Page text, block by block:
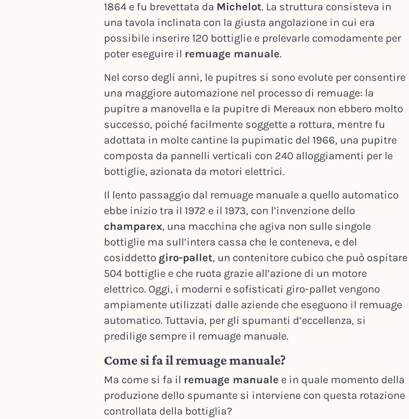
1864 e fu brevettata da Michelot. La struttura consisteva in
una tavola inclinata con la giusta angolazione in cui era
possibile inserire 120 bottiglie e prelevarle comodamente per
poter eseguire il remuage manuale.
Nel corso degli anni, le pupitres si sono evolute per consentire
una maggiore automazione nel processo di remuage: la
pupitre a manovella e la pupitre di Mereaux non ebbero molto
successo, poiché facilmente soggette a rottura, mentre fu
adottata in molte cantine la pupimatic del 1966, una pupitre
composta da pannelli verticali con 240 alloggiamenti per le
bottiglie, azionata da motori elettrici.
Il lento passaggio dal remuage manuale a quello automatico
ebbe inizio tra il 1972 e il 1973, con l’invenzione dello
champarex, una macchina che agiva non sulle singole
bottiglie ma sull’intera cassa che le conteneva, e del
cosiddetto giro-pallet, un contenitore cubico che può ospitare
504 bottiglie e che ruota grazie all’azione di un motore
elettrico. Oggi, i moderni e sofisticati giro-pallet vengono
ampiamente utilizzati dalle aziende che eseguono il remuage
automatico. Tuttavia, per gli spumanti d’eccellenza, si
predilige sempre il remuage manuale.
Come si fa il remuage manuale?
Ma come si fa il remuage manuale e in quale momento della
produzione dello spumante si interviene con questa rotazione
controllata della bottiglia?